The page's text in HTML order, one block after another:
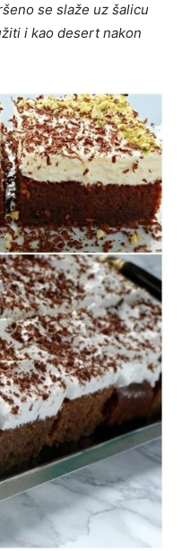
se slaže uz šalicu
i kao desert nakon